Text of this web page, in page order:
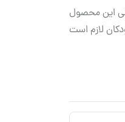
این محصول
لازم است